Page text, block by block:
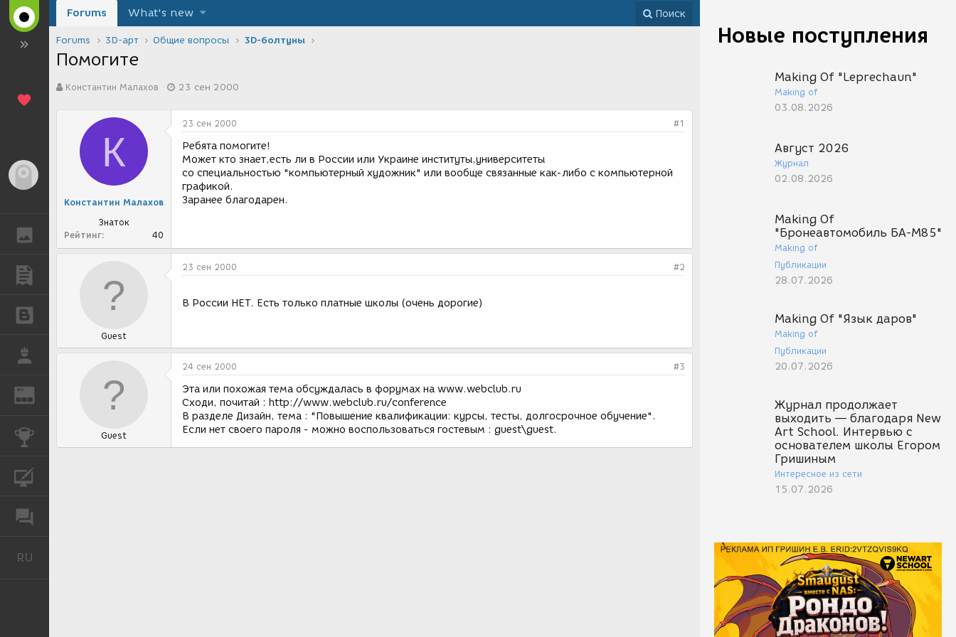
ГАЛЕРЕЯ
REN
КОНКУРСЫ
RU
Новые поступления
Making Of "Leprechaun"
Making of
03.08.2026
Август 2026
Журнал
02.08.2026
Making Of
"Бронеавтомобиль БА-М85"
Making of
Публикации
28.07.2026
Making Of "Язык даров"
Making of
Публикации
20.07.2026
Журнал продолжает
выходить — благодаря New
Art School. Интервью с
основателем школы Егором
Гришиным
Интересное из сети
15.07.2026
Forums What's new Поиск
Forums 3D-арт Общие вопросы 3D-болтуны
Помогитe
в
Константин Малахов
а
о
н
и
23 сен 2000
К
Константин Малахов
Знаток
Рейтинг
40
23 сен 2000 #1
Ребята помогите!
Может кто знает,есть ли в России или Украине институты,университеты
со специальностью "компьютерный художник" или вообще связанные как-либо с компьютерной
графикой.
Заранее благодарен.
Guest
23 сен 2000 #2
В России НЕТ. Есть только платные школы (очень дорогие)
Guest
24 сен 2000 #3
Эта или похожая тема обсуждалась в форумах на www.webclub.ru
Сходи, почитай : http://www.webclub.ru/conference
В разделе Дизайн, тема : "Повышение квалификации: курсы, тесты, долгосрочное обучение".
Если нет своего пароля - можно воспользоваться гостевым : guest\guest.